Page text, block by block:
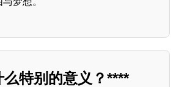
特别的意义？****